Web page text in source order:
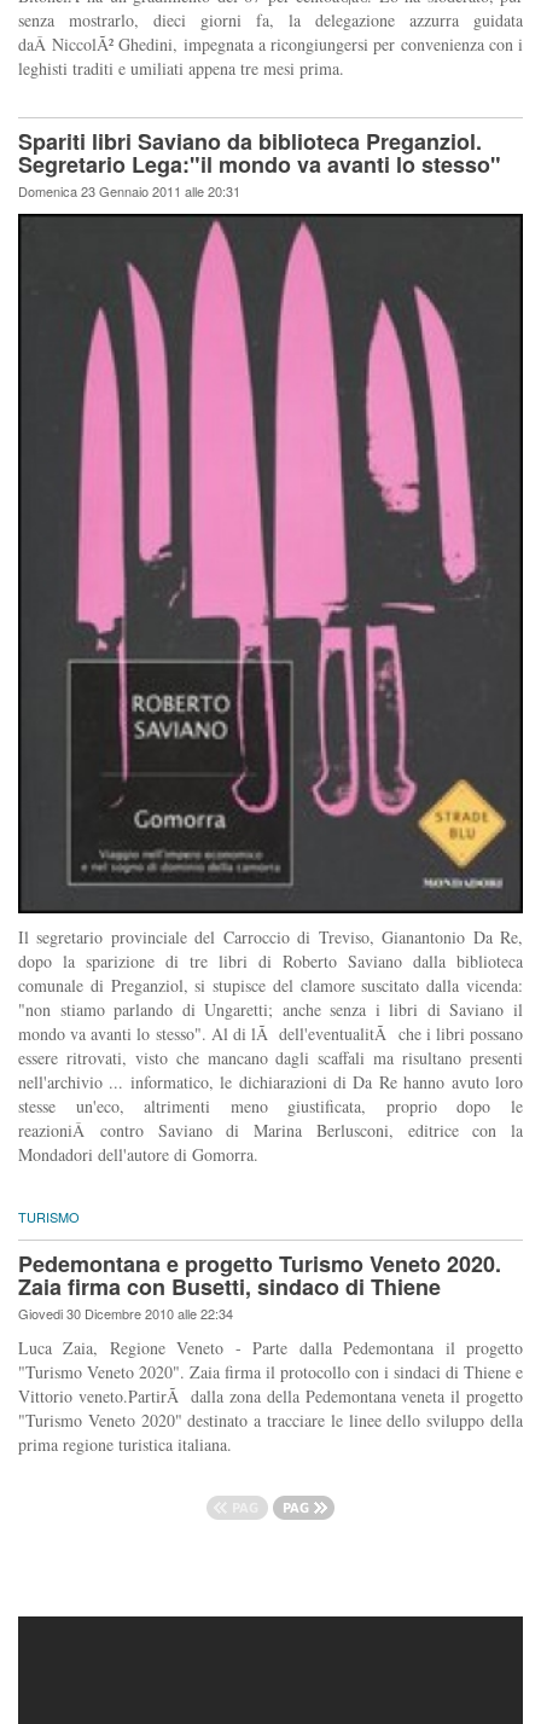
senza mostrarlo, dieci giorni fa, la delegazione azzurra guidata
daÂ NiccolÃ² Ghedini, impegnata a ricongiungersi per convenienza con i
leghisti traditi e umiliati appena tre mesi prima.
Spariti libri Saviano da biblioteca Preganziol.
Segretario Lega:"il mondo va avanti lo stesso"
Domenica 23 Gennaio 2011 alle 20:31
Il segretario provinciale del Carroccio di Treviso, Gianantonio Da Re,
dopo la sparizione di tre libri di Roberto Saviano dalla biblioteca
comunale di Preganziol, si stupisce del clamore suscitato dalla vicenda:
"non stiamo parlando di Ungaretti; anche senza i libri di Saviano il
mondo va avanti lo stesso". Al di lÃ dell'eventualitÃ che i libri possano
essere ritrovati, visto che mancano dagli scaffali ma risultano presenti
nell'archivio ... informatico, le dichiarazioni di Da Re hanno avuto loro
stesse un'eco, altrimenti meno giustificata, proprio dopo le
reazioniÂ contro Saviano di Marina Berlusconi, editrice con la
Mondadori dell'autore di Gomorra.
TURISMO
Pedemontana e progetto Turismo Veneto 2020.
Zaia firma con Busetti, sindaco di Thiene
Giovedi 30 Dicembre 2010 alle 22:34
Luca Zaia, Regione Veneto - Parte dalla Pedemontana il progetto
"Turismo Veneto 2020". Zaia firma il protocollo con i sindaci di Thiene e
Vittorio veneto.PartirÃ dalla zona della Pedemontana veneta il progetto
"Turismo Veneto 2020" destinato a tracciare le linee dello sviluppo della
prima regione turistica italiana.